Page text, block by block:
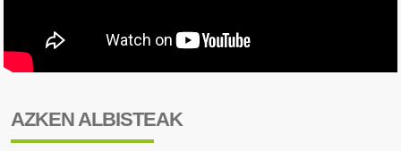
AZKEN ALBISTEAK